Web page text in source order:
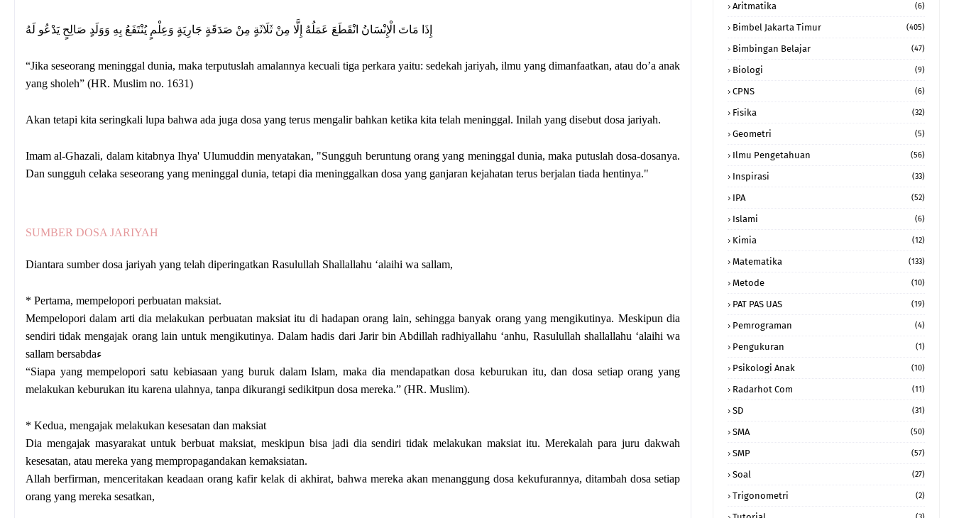
إِذَا مَاتَ الْإِنْسَانُ انْقَطَعَ عَمَلُهُ إِلَّا مِنْ ثَلَاثَةٍ مِنْ صَدَقَةٍ جَارِيَةٍ وَعِلْمٍ يُنْتَفَعُ بِهِ وَوَلَدٍ صَالِحٍ يَدْعُو لَهُ
“Jika seseorang meninggal dunia, maka terputuslah amalannya kecuali tiga perkara yaitu: sedekah jariyah, ilmu yang dimanfaatkan, atau do’a anak
yang sholeh” (HR. Muslim no. 1631)
Akan tetapi kita seringkali lupa bahwa ada juga dosa yang terus mengalir bahkan ketika kita telah meninggal. Inilah yang disebut dosa jariyah.
Imam al-Ghazali, dalam kitabnya Ihya' Ulumuddin menyatakan, "Sungguh beruntung orang yang meninggal dunia, maka putuslah dosa-dosanya.
Dan sungguh celaka seseorang yang meninggal dunia, tetapi dia meninggalkan dosa yang ganjaran kejahatan terus berjalan tiada hentinya."
SUMBER DOSA JARIYAH
Diantara sumber dosa jariyah yang telah diperingatkan Rasulullah Shallallahu ‘alaihi wa sallam,
* Pertama, mempelopori perbuatan maksiat.
Mempelopori dalam arti dia melakukan perbuatan maksiat itu di hadapan orang lain, sehingga banyak orang yang mengikutinya. Meskipun dia
sendiri tidak mengajak orang lain untuk mengikutinya. Dalam hadis dari Jarir bin Abdillah radhiyallahu ‘anhu, Rasulullah shallallahu ‘alaihi wa
sallam bersabdaء
“Siapa yang mempelopori satu kebiasaan yang buruk dalam Islam, maka dia mendapatkan dosa keburukan itu, dan dosa setiap orang yang
melakukan keburukan itu karena ulahnya, tanpa dikurangi sedikitpun dosa mereka.” (HR. Muslim).
* Kedua, mengajak melakukan kesesatan dan maksiat
Dia mengajak masyarakat untuk berbuat maksiat, meskipun bisa jadi dia sendiri tidak melakukan maksiat itu. Merekalah para juru dakwah
kesesatan, atau mereka yang mempropagandakan kemaksiatan.
Allah berfirman, menceritakan keadaan orang kafir kelak di akhirat, bahwa mereka akan menanggung dosa kekufurannya, ditambah dosa setiap
orang yang mereka sesatkan,
Aritmatika (6)
Bimbel Jakarta Timur (405)
Bimbingan Belajar (47)
Biologi (9)
CPNS (6)
Fisika (32)
Geometri (5)
Ilmu Pengetahuan (56)
Inspirasi (33)
IPA (52)
Islami (6)
Kimia (12)
Matematika (133)
Metode (10)
PAT PAS UAS (19)
Pemrograman (4)
Pengukuran (1)
Psikologi Anak (10)
Radarhot Com (11)
SD (31)
SMA (50)
SMP (57)
Soal (27)
Trigonometri (2)